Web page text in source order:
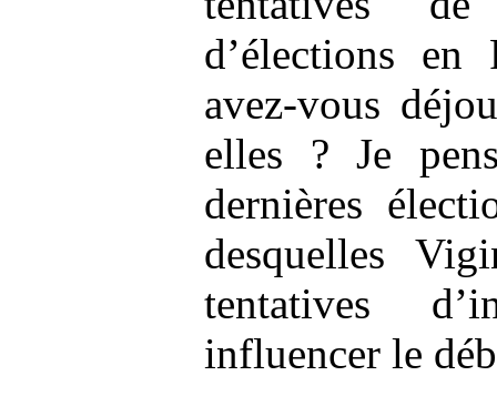
d’élections
avez-vous
elles ? Je
dernières
desquelles
tentatives
influencer le